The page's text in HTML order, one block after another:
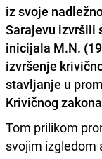
iz svoje
Sarajevu izvršili
inicijala M.N.
izvršenje
stavljanje u
Krivičnog
Tom prilikom
svojim izgledom